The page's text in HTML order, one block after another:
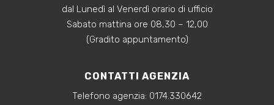
dal Lunedì al Venerdì orario di ufficio
Sabato mattina ore 08,30 – 12,00
(Gradito appuntamento)
CONTATTI AGENZIA
Telefono agenzia: 0174.330642